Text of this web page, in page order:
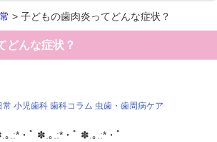
> 子どもの歯肉炎ってどんな症状？
どんな症状？
常 小児歯科 歯科コラム 虫歯・歯周病ケア
.:*・ﾟ ✽.｡.:*・ﾟ ✽.｡.:*・ﾟ